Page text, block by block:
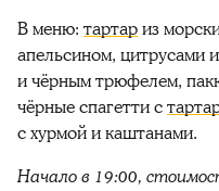
В меню: тартариз
апельсином, цитрусами
и чёрным трюфелем,
чёрные спагетти с
с хурмой и каштанами.
Начало в 19:00,